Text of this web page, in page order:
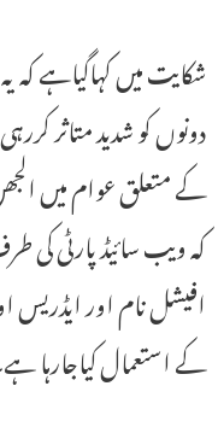
شکایت میں کہاگیاہے کہ
دونوں کو شدید متاثر
کے متعلق عوام میں
کہ ویب سائیڈ پارٹی
افیشل نام اور ایڈریس
کے استعمال کیاجارہا